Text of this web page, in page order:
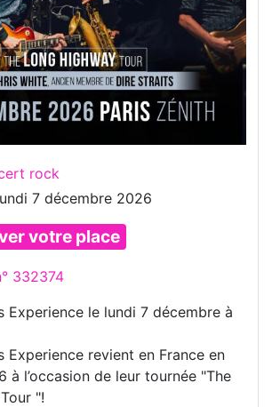
rock
7 décembre 2026
votre place
332374
Experience le lundi 7 décembre à
Experience revient en France en
à l’occasion de leur tournée "The
"!